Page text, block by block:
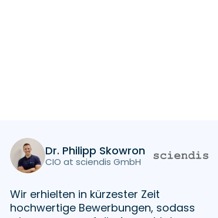
Dr. Philipp Skowron
CIO at sciendis GmbH
Wir erhielten in kürzester Zeit
hochwertige Bewerbungen, sodass